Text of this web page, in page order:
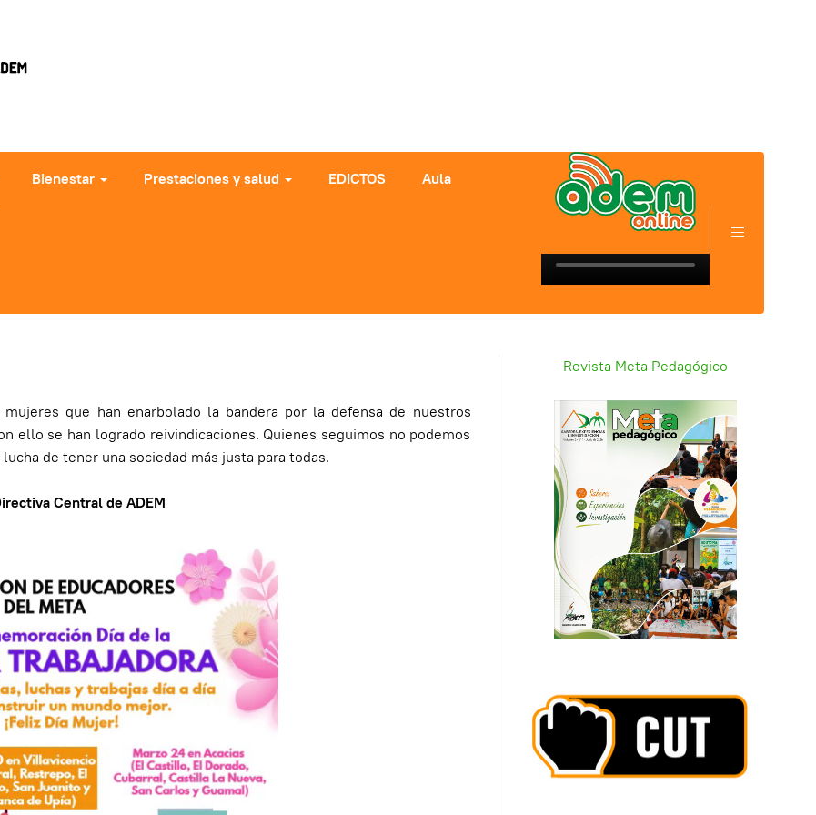
Bienestar Prestaciones y salud EDICTOS Aula
que han enarbolado la bandera por la defensa de nuestros
ello se han logrado reivindicaciones. Quienes seguimos no podemos
de tener una sociedad más justa para todas.
Central de ADEM
Revista Meta Pedagógico